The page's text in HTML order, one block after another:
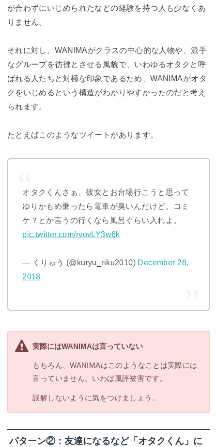
が合わずにいじめられたなどの経験を持つ人も少なくあ
りません。
それに対し、WANIMAがクラスの中心的な人物や、派手
なグループを彷彿とさせる風貌で、いわゆるオタクと呼
ばれる人たちと対極な印象であるため、WANIMAがオタ
クをいじめるという構造がわかりやすかったのだと考え
られます。
たとえばこのようなツイートがあります。
オタクくんさぁ、彼女とお台場行こうと思って
ゆりかもめ乗ったら電車が臭いんだけど。コミ
ケ？とか言うの行くなら風呂ぐらい入れよ。
pic.twitter.com/rvovLY3w6k
— くりゅう (@kuryu_riku2010) December 28,
2018
実際にはWANIMAは言っていない
もちろん、WANIMAはこのようなことは実際には
言っていません。いわば風評被害です。
誤解しないように気をつけましょう。
パターン②：友達になるなど「オタクくん」に